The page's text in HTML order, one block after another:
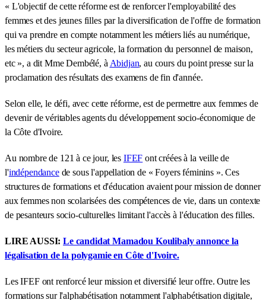
« L'objectif de cette réforme est de renforcer l'employabilité des
femmes et des jeunes filles par la diversification de l'offre de formation
qui va prendre en compte notamment les métiers liés au numérique,
les métiers du secteur agricole, la formation du personnel de maison,
etc », a dit Mme Dembélé, à Abidjan, au cours du point presse sur la
proclamation des résultats des examens de fin d'année.
Selon elle, le défi, avec cette réforme, est de permettre aux femmes de
devenir de véritables agents du développement socio-économique de
la Côte d'Ivoire.
Au nombre de 121 à ce jour, les IFEF ont créées à la veille de
l'indépendancede sous l'appellation de « Foyers féminins ». Ces
structures de formations et d'éducation avaient pour mission de donner
aux femmes non scolarisées des compétences de vie, dans un contexte
de pesanteurs socio-culturelles limitant l'accès à l'éducation des filles.
LIRE AUSSI:Le candidat Mamadou Koulibaly annonce la
légalisation de la polygamie en Côte d'Ivoire.
Les IFEF ont renforcé leur mission et diversifié leur offre. Outre les
formations sur l'alphabétisation notamment l'alphabétisation digitale,